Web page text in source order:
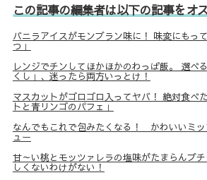
この記事の編集者は以下の記事をオ
バニラアイスがモンブラン味に！ 味変にもっ
つ」
レンジでチンしてほかほかのわっぱ飯。 選べ
くし」、迷ったら両方いっとけ！
マスカットがゴロゴロ入ってヤバ！ 絶対食べ
トと青リンゴのパフェ」
なんでもこれで包みたくなる！ かわいいミ
ュー
甘～い桃とモッツァレラの塩味がたまらんプ
しくないわけがない！